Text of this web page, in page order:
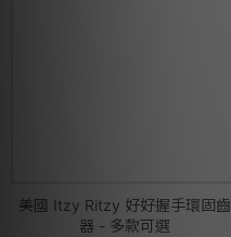
美國 Itzy Ritzy 好好握手環固齒
器 - 多款可選